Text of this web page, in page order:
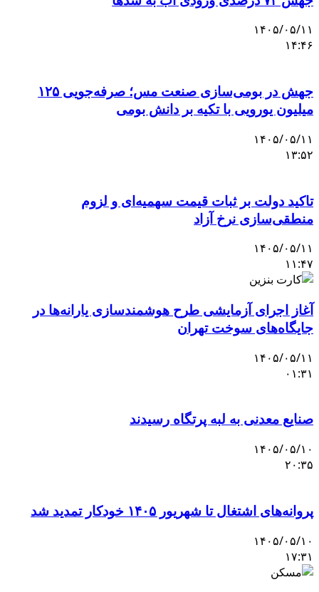
۱۴۰۵/۰۵/۱۱
۱۴:۴۶
جهش در بومی‌سازی صنعت مس؛ صرفه‌جویی ۱۲۵
میلیون یورویی با تکیه بر دانش بومی
۱۴۰۵/۰۵/۱۱
۱۳:۵۲
تاکید دولت بر ثبات قیمت سهمیه‌ای و لزوم
منطقی‌سازی نرخ آزاد
۱۴۰۵/۰۵/۱۱
۱۱:۴۷
آغاز اجرای آزمایشی طرح هوشمندسازی یارانه‌ها در
جایگاه‌های سوخت تهران
۱۴۰۵/۰۵/۱۱
۰۱:۳۱
صنایع معدنی به لبه پرتگاه رسیدند
۱۴۰۵/۰۵/۱۰
۲۰:۳۵
پروانه‌های اشتغال تا شهریور ۱۴۰۵ خودکار تمدید شد
۱۴۰۵/۰۵/۱۰
۱۷:۳۱